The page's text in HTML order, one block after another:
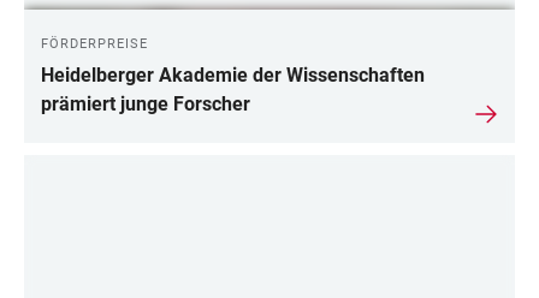
FÖRDERPREISE
Heidelberger Akademie der Wissenschaften
prämiert junge Forscher